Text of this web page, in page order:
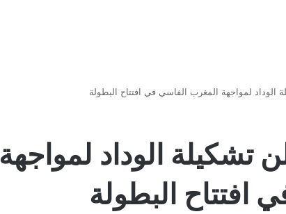
الوداد لمواجهة المغرب الفاسي في افتتاح البطولة
تشكيلة الوداد لمواجهة
افتتاح البطولة